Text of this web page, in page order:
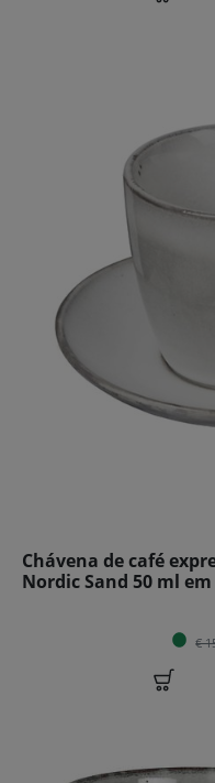
Chávena de café
Nordic Sand 50 ml
€